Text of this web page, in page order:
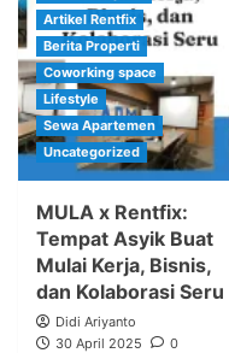
Artikel Rentfix
Berita Properti
Coworking space
Lifestyle
Sewa Apartemen
Uncategorized
MULA x Rentfix:
Tempat Asyik Buat
Mulai Kerja, Bisnis,
dan Kolaborasi Seru
Didi Ariyanto
30 April 2025
0